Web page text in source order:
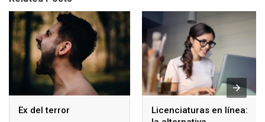
Ex del terror
Licenciaturas en línea: